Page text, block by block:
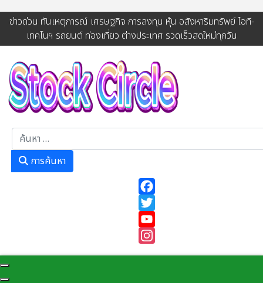
ข่าวด่วน ทันเหตุการณ์ เศรษฐกิจ การลงทุน หุ้น อสังหาริมทรัพย์ ไอที-
เทคโนฯ รถยนต์ ท่องเที่ยว ต่างประเทศ รวดเร็วสดใหม่ทุกวัน
การค้นหา
Instagram